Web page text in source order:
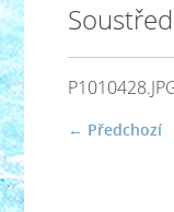
← Předchozí